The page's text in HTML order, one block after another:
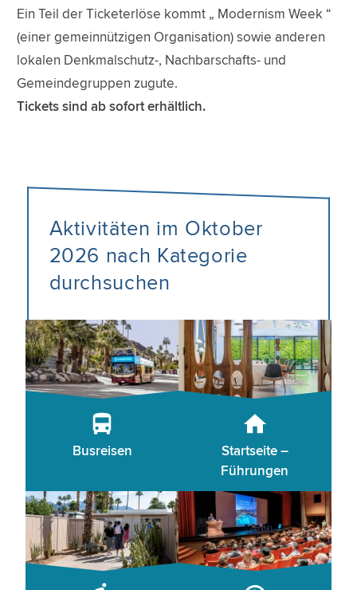
Ein Teil der Ticketerlöse kommt „ Modernism Week “
(einer gemeinnützigen Organisation) sowie anderen
lokalen Denkmalschutz-, Nachbarschafts- und
Gemeindegruppen zugute.
Tickets sind ab sofort erhältlich.
Aktivitäten im Oktober
2026 nach Kategorie
durchsuchen
Busreisen
Startseite –
Führungen